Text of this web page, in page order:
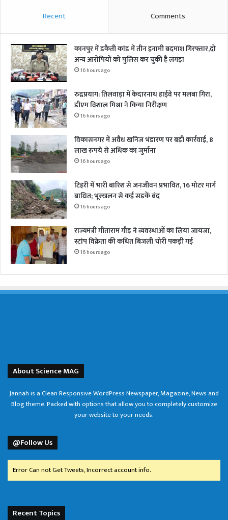
Recent Comments
कानपुर में डकैती कांड में तीन इनामी बदमाश गिरफ्तार,दो
अन्य आरोपियों को पुलिस कर चुकी है लंगड़ा
16 hours ago
रुद्रप्रयाग: तिलवाड़ा में केदारनाथ हाईवे पर मलबा गिरा,
डीएम विशाल मिश्रा ने किया निरीक्षण
16 hours ago
विकासनगर में अवैध खनिज भंडारण पर बड़ी कार्रवाई, 8
लाख रुपये से अधिक का जुर्माना
16 hours ago
टिहरी में भारी बारिश से जनजीवन प्रभावित, 16 मोटर मार्ग
बाधित; भूस्खलन से कई सड़कें बंद
16 hours ago
राज्यमंत्री गीताराम गौड़ ने व्यवस्थाओं का लिया जायजा,
स्टांप विक्रेता की कथित बिजली चोरी पकड़ी गई
16 hours ago
About Science MAG
Jannah is a Clean Responsive WordPress Newspaper, Magazine, News and
Blog theme. Packed with options that allow you to completely customize
your website to your needs.
@Follow Us
Error Can not Get Tweets, Incorrect account info.
Recent Topics